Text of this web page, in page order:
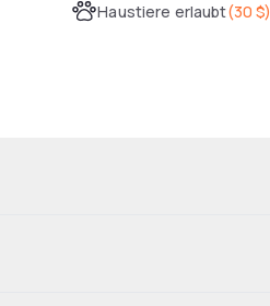
Haustiere erlaubt(30 $)